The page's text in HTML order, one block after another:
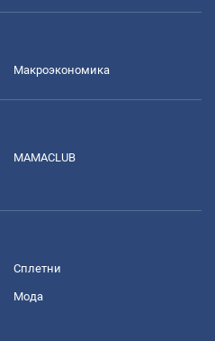
Mакроэкономика
MAMACLUB
Сплетни
Мода